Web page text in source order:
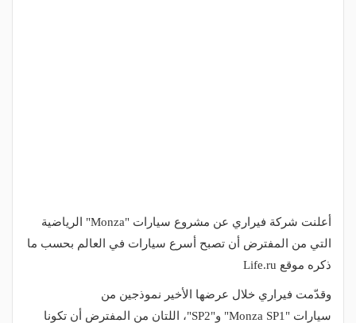
أعلنت شركة فيراري عن مشروع سيارات "Monza"
الرياضية
التي من المفترض أن تصبح أسرع سيارات في العالم بحسب ما
ذكره موقع Life.ru
وقدّمت فيراري خلال عرضها الأخير نموذجين من
سيارات "Monza SP1" و"SP2"، اللتان من المفترض أن تكونا